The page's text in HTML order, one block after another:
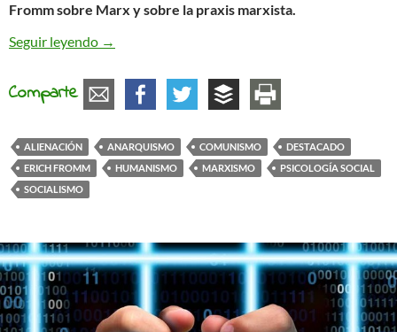
Fromm sobre Marx y sobre la praxis marxista.
Seguir leyendo Erich Fromm y la herencia marxista
→
Comparte
ALIENACIÓN ANARQUISMO COMUNISMO
DESTACADO
ERICH FROMM
HUMANISMO MARXISMO
PSICOLOGÍA SOCIAL
SOCIALISMO